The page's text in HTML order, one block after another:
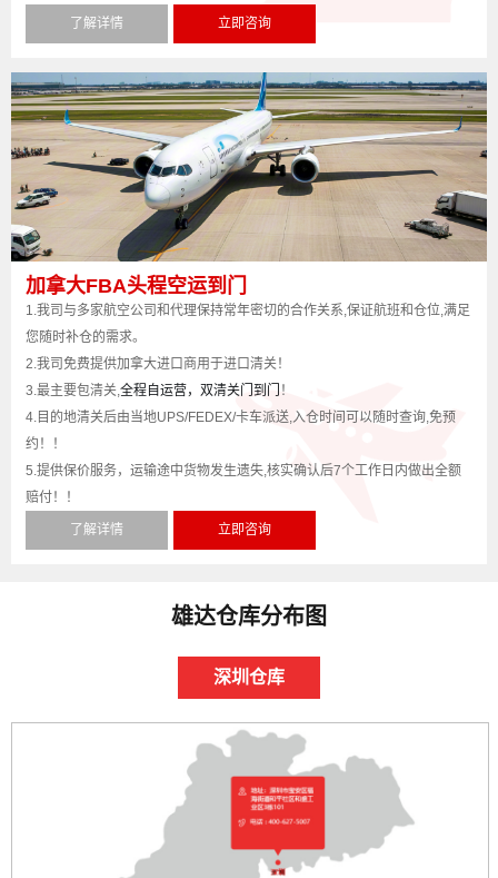
了解详情 立即咨询
加拿大FBA头程空运到门
1.我司与多家航空公司和代理保持常年密切的合作关系,保证航班和仓位,满足
您随时补仓的需求。
2.我司免费提供加拿大进口商用于进口清关！
3.最主要包清关,全程自运营，双清关门到门 ！
4.目的地清关后由当地UPS/FEDEX/卡车派送,入仓时间可以随时查询,免预
约！！
5.提供保价服务，运输途中货物发生遗失,核实确认后7个工作日内做出全额
赔付！！
了解详情 立即咨询
雄达仓库分布图
深圳仓库